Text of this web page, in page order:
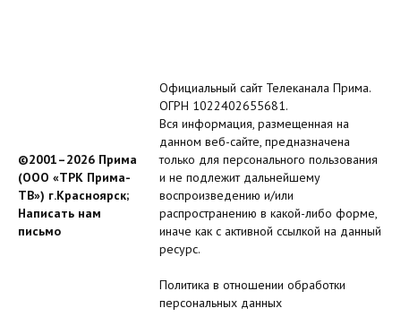
©2001–2026 Прима
(ООО «ТРК Прима-
ТВ») г.Красноярск;
Написать нам
письмо
Официальный сайт Телеканала Прима.
ОГРН 1022402655681.
Вся информация, размещенная на
данном веб-сайте, предназначена
только для персонального пользования
и не подлежит дальнейшему
воспроизведению и/или
распространению в какой-либо форме,
иначе как с активной ссылкой на данный
ресурс.
Политика в отношении обработки
персональных данных